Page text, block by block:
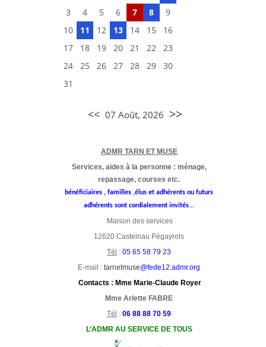
3
4 5 6 7 8
9
10
11 12 13 14 15
16
17
18 19 20 21 22
23
24
25 26 27 28 29
30
31
<< 07 Août, 2026 >>
ADMR TARN ET MUSE
Services, aides à la personne : ménage,
repassage, courses etc.
bénéficiaires , familles ,élus et adhérents ou futurs
adhérents sont cordialement invités...
Maison des services
12620 Castelnau Pégayrols
Tél : 05 65 58 79 23
E-mail : tarnetmuse@fede12.admr.org
Contacts : Mme Marie-Claude Royer
Mme Arlette FABRE
Tél : 06 88 88 70 59
L’ADMR AU SERVICE DE TOUS